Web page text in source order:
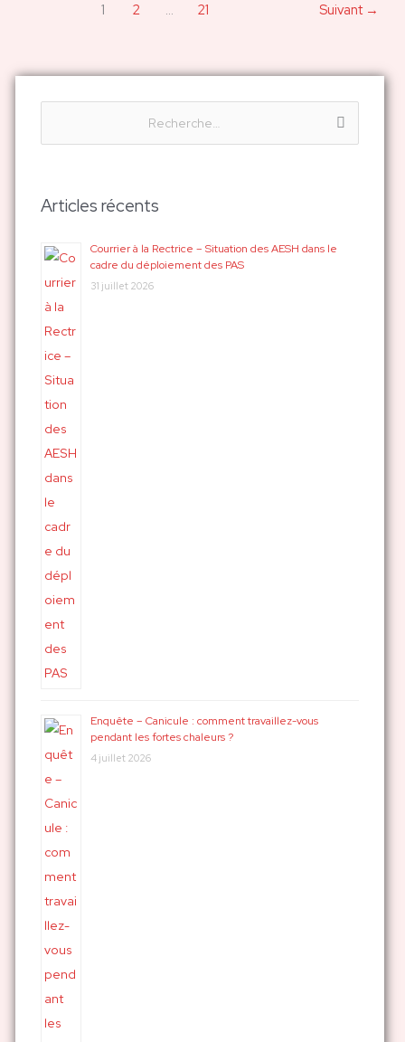
e
h
Articles récents
Courrier à la Rectrice – Situation des AESH dans le
cadre du déploiement des PAS
31 juillet 2026
Enquête – Canicule : comment travaillez-vous
pendant les fortes chaleurs ?
4 juillet 2026
1 2 … 21 Suivant →